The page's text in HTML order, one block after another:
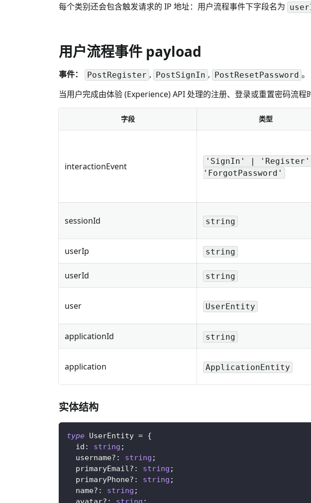
每个类别还会包含触发请求的 IP 地址：用户流程事件下字段名为
用户流程事件 payload
事件： PostRegister , PostSignIn , PostResetPassword 。
当用户完成由体验 (Experience) API 处理的注册、登录或重置密码流程
字段 类型
interactionEvent
'SignIn' |
'ForgotPassword'
sessionId string
userIp string
userId string
user UserEntity
applicationId string
application ApplicationEntity
实体结构
type UserEntity = {
  id
: string ;
  username
? : string ;
  primaryEmail
? : string ;
  primaryPhone
? : string ;
  name
? : string ;